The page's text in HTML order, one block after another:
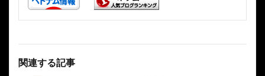
関連する記事